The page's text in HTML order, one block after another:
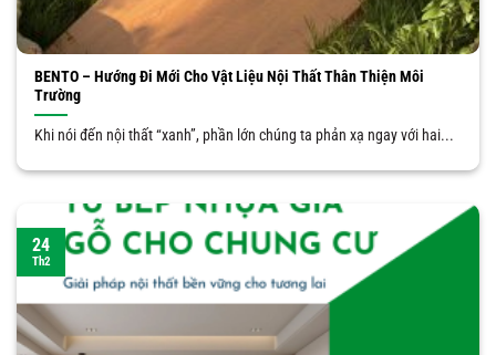
BENTO – Hướng Đi Mới Cho Vật Liệu Nội Thất Thân Thiện Môi
Trường
Khi nói đến nội thất “xanh”, phần lớn chúng ta phản xạ ngay với hai...
24
Th2